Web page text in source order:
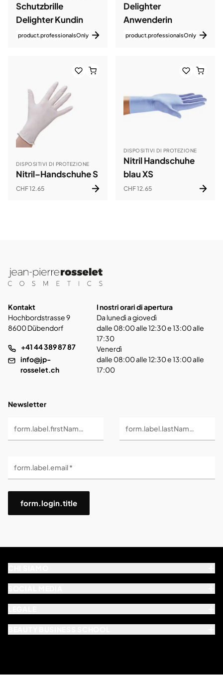
Schutzbrille
Delighter Kundin
product.professionalsOnly
Delighter
Anwenderin
product.professionalsOnly
DISPOSITIVI DI PROTEZIONE
Nitril–Handschuhe S
CHF 12.65
DISPOSITIVI DI PROTEZIONE
Nitril Handschuhe
blau XS
CHF 12.65
Kontakt
Hochbordstrasse 9
8600 Dübendorf
+41 44 389 87 87
info@jp-
rosselet.ch
I nostri orari di apertura
Da lunedì a giovedì
dalle 08:00 alle 12:30 e 13:00 alle
17:30
Venerdì
dalle 08:00 alle 12:30 e 13:00 alle
17:00
Newsletter
form.label.firstName * form.label.lastName *
form.label.email *
form.login.title